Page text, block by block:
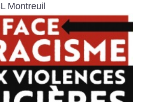
Montreuil